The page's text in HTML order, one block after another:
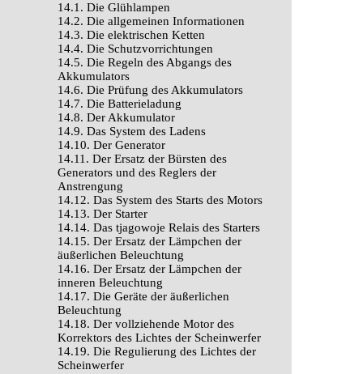
14.1. Die Glühlampen
14.2. Die allgemeinen Informationen
14.3. Die elektrischen Ketten
14.4. Die Schutzvorrichtungen
14.5. Die Regeln des Abgangs des
Akkumulators
14.6. Die Prüfung des Akkumulators
14.7. Die Batterieladung
14.8. Der Akkumulator
14.9. Das System des Ladens
14.10. Der Generator
14.11. Der Ersatz der Bürsten des
Generators und des Reglers der
Anstrengung
14.12. Das System des Starts des Motors
14.13. Der Starter
14.14. Das tjagowoje Relais des Starters
14.15. Der Ersatz der Lämpchen der
äußerlichen Beleuchtung
14.16. Der Ersatz der Lämpchen der
inneren Beleuchtung
14.17. Die Geräte der äußerlichen
Beleuchtung
14.18. Der vollziehende Motor des
Korrektors des Lichtes der Scheinwerfer
14.19. Die Regulierung des Lichtes der
Scheinwerfer